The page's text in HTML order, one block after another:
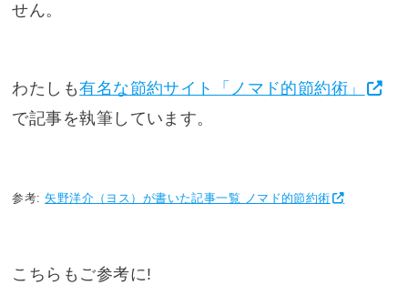
せん。
わたしも有名な節約サイト「ノマド的節約術」
で記事を執筆しています。
参考: 矢野洋介（ヨス）が書いた記事一覧 ノマド的節約術
こちらもご参考に!